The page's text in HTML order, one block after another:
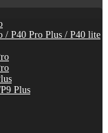
/ P40 Pro Plus / P40 lite
Plus